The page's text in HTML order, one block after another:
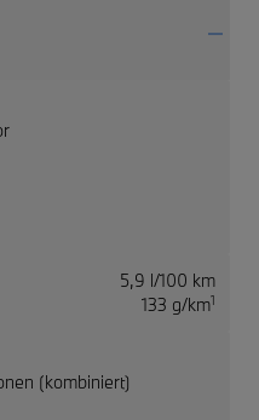
5,9 l/100 km
133 g/km1
(kombiniert)